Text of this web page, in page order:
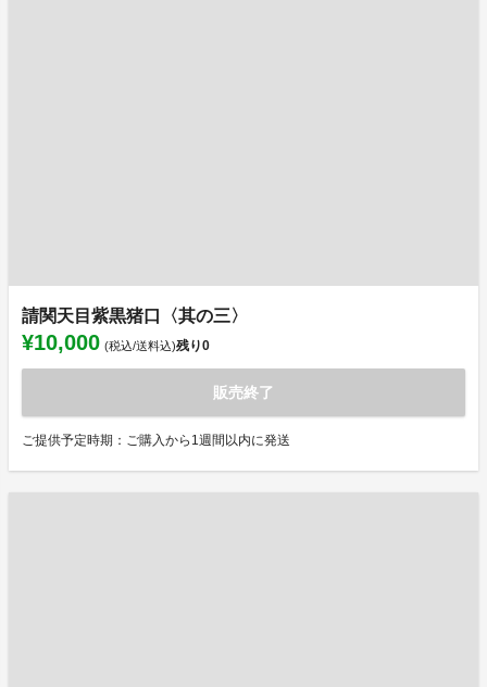
請関天目紫黒猪口〈其の三〉
¥10,000 (税込/送料込)残り0
販売終了
ご提供予定時期：ご購入から1週間以内に発送